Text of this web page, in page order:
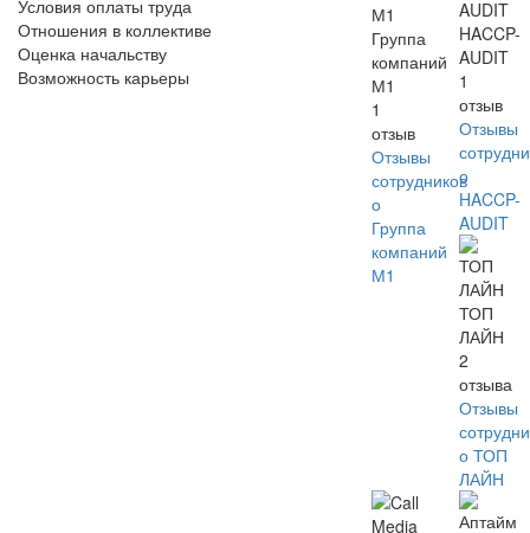
Условия оплаты труда
Отношения в коллективе
Оценка начальству
Возможность карьеры
Группа
компаний
М1
1
отзыв
Отзывы
сотрудников
о
Группа
компаний
М1
HACCP-
AUDIT
1
отзыв
Отзывы
о
HACCP-
AUDIT
ТОП
ЛАЙН
2
отзыва
Отзывы
о ТОП
ЛАЙН